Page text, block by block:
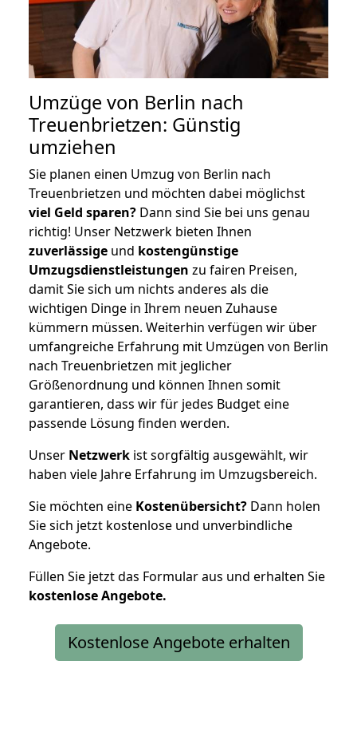
Umzüge von Berlin nach
Treuenbrietzen: Günstig
umziehen
Sie planen einen Umzug von Berlin nach
Treuenbrietzen und möchten dabei möglichst
viel Geld sparen? Dann sind Sie bei uns genau
richtig! Unser Netzwerk bieten Ihnen
zuverlässige und kostengünstige
Umzugsdienstleistungen zu fairen Preisen,
damit Sie sich um nichts anderes als die
wichtigen Dinge in Ihrem neuen Zuhause
kümmern müssen. Weiterhin verfügen wir über
umfangreiche Erfahrung mit Umzügen von Berlin
nach Treuenbrietzen mit jeglicher
Größenordnung und können Ihnen somit
garantieren, dass wir für jedes Budget eine
passende Lösung finden werden.
Unser Netzwerk ist sorgfältig ausgewählt, wir
haben viele Jahre Erfahrung im Umzugsbereich.
Sie möchten eine Kostenübersicht? Dann holen
Sie sich jetzt kostenlose und unverbindliche
Angebote.
Füllen Sie jetzt das Formular aus und erhalten Sie
kostenloseAngebote.
Kostenlose Angebote erhalten